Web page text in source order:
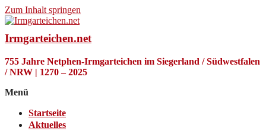
Zum Inhalt springen
Irmgarteichen.net
755 Jahre Netphen-Irmgarteichen im Siegerland / Südwestfalen
/ NRW | 1270 – 2025
Menü
Startseite
Aktuelles